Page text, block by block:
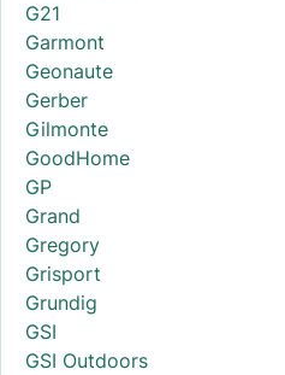
G21
Garmont
Geonaute
Gerber
Gilmonte
GoodHome
GP
Grand
Gregory
Grisport
Grundig
GSI
GSI Outdoors